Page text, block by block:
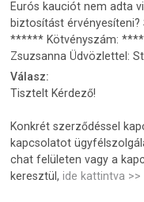
Eurós kauciót nem adta
biztosítást
****** Kötvényszám:
Zsuzsanna Üdvözlettel:
Válasz:
Tisztelt Kérdező!
Konkrét szerződéssel
kapcsolatot
chat felületen vagy a
keresztül,ide kattintva >>